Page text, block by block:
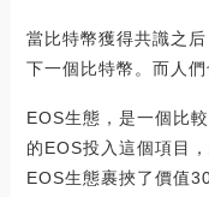
當比特幣獲得共識之
下一個比特幣。而人
EOS生態，是一個比
的EOS投入這個項目
EOS生態裹挾了價值